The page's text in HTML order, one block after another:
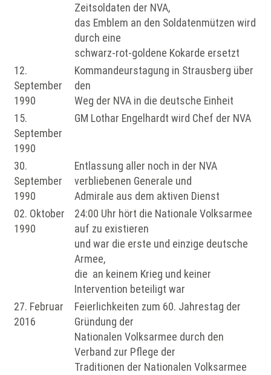
Zeitsoldaten der NVA,
das Emblem an den Soldatenmützen wird
durch eine
schwarz-rot-goldene Kokarde ersetzt
12.
September
1990
Kommandeurstagung in Strausberg über
den
Weg der NVA in die deutsche Einheit
15.
September
1990
GM Lothar Engelhardt wird Chef der NVA
30.
September
1990
Entlassung aller noch in der NVA
verbliebenen Generale und
Admirale aus dem aktiven Dienst
02. Oktober
1990
24:00 Uhr hört die Nationale Volksarmee
auf zu existieren
und war die erste und einzige deutsche
Armee,
die an keinem Krieg und keiner
Intervention beteiligt war
27. Februar
2016
Feierlichkeiten zum 60. Jahrestag der
Gründung der
Nationalen Volksarmee durch den
Verband zur Pflege der
Traditionen der Nationalen Volksarmee